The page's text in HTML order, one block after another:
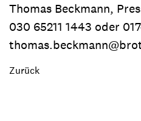
Thomas Beckmann,
030 65211 1443 oder
Zurück